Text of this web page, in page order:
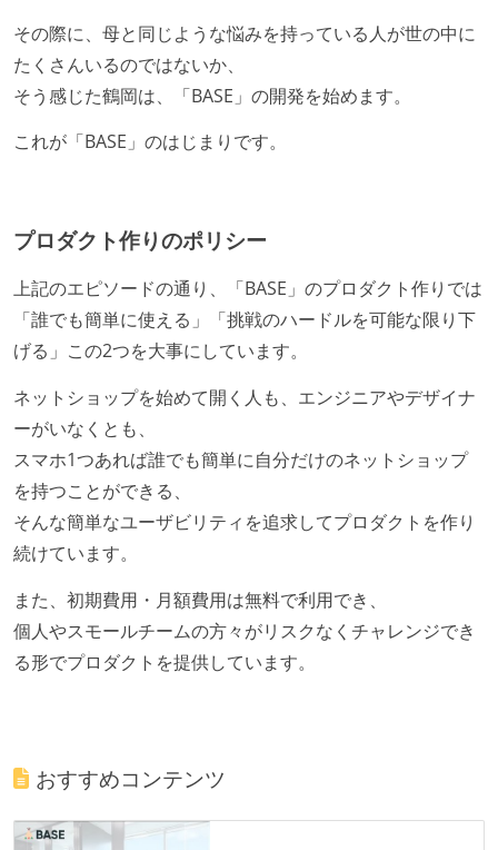
その際に、母と同じような悩みを持っている人が世の中に
たくさんいるのではないか、
そう感じた鶴岡は、「BASE」の開発を始めます。
これが「BASE」のはじまりです。
プロダクト作りのポリシー
上記のエピソードの通り、「BASE」のプロダクト作りでは
「誰でも簡単に使える」「挑戦のハードルを可能な限り下
げる」この2つを大事にしています。
ネットショップを始めて開く人も、エンジニアやデザイナ
ーがいなくとも、
スマホ1つあれば誰でも簡単に自分だけのネットショップ
を持つことができる、
そんな簡単なユーザビリティを追求してプロダクトを作り
続けています。
また、初期費用・月額費用は無料で利用でき、
個人やスモールチームの方々がリスクなくチャレンジでき
る形でプロダクトを提供しています。
おすすめコンテンツ